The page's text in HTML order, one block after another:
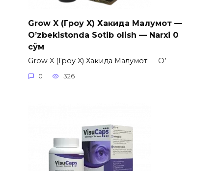
Grow X (Гроу X) Хакида Малумот —
O’zbekistonda Sotib olish — Narxi 0
сўм
Grow X (Гроу X) Хакида Малумот — O’
0 326